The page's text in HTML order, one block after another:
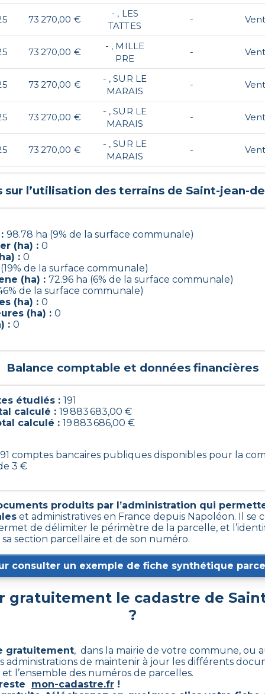
73 270,00 €
- , LES
TATTES
-
73 270,00 €
- , MILLE
PRE
-
73 270,00 €
- , SUR LE
MARAIS
-
73 270,00 €
- , SUR LE
MARAIS
-
73 270,00 €
- , SUR LE
MARAIS
-
sur l’utilisation des terrains de Saint-jean-
98.78 ha (9% de la surface communale)
(ha) : 0
: 0
de la surface communale)
(ha) : 72.96 ha (6% de la surface communale)
de la surface communale)
(ha) : 0
(ha) : 0
: 0
Balance comptable et données financières
étudiés : 191
calculé : 19 883 683,00 €
calculé : 19 883 686,00 €
comptes bancaires publiques disponibles pour la
3 €
produits par l’administration qui
et administratives en France depuis Napoléon. Il se
de délimiter le périmètre de la parcelle, et
section parcellaire et de son numéro.
consulter un exemple de fiche synthétique
gratuitement le cadastre de
?
gratuitement, dans la mairie de votre commune, ou
administrations de maintenir à jour les différents
l’ensemble des numéros de parcelles.
mon-cadastre.fr !